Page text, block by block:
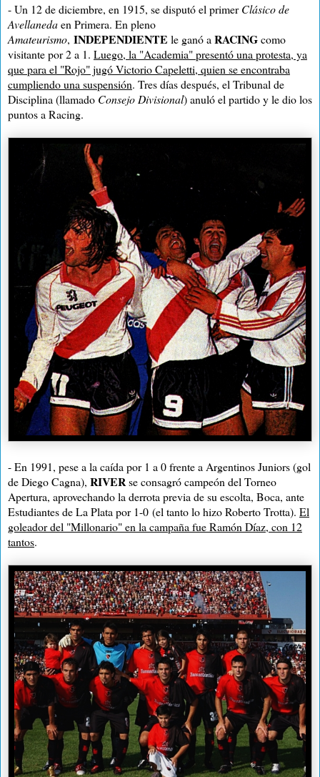
- Un 12 de diciembre, en 1915, se disputó el primerClásico de
Avellanedaen Primera. En pleno
Amateurismo, INDEPENDIENTE le ganó a RACINGcomo
visitante por2 a 1. Luego, la "Academia" presentó una protesta, ya
que para el "Rojo" jugó Victorio Capeletti, quien se encontraba
cumpliendo una suspensión. Tres días después, el Tribunal de
Disciplina (llamado Consejo Divisional) anuló el partido y le dio los
puntos a Racing.
- En 1991, pese a la caída por 1 a 0 frente a Argentinos Juniors (gol
de Diego Cagna), RIVERse consagró campeón del Torneo
Apertura, aprovechando la derrota previa de su escolta, Boca, ante
Estudiantes de La Plata por 1-0 (el tanto lo hizo Roberto Trotta). El
goleador del "Millonario" en la campaña fue Ramón Díaz, con 12
tantos.